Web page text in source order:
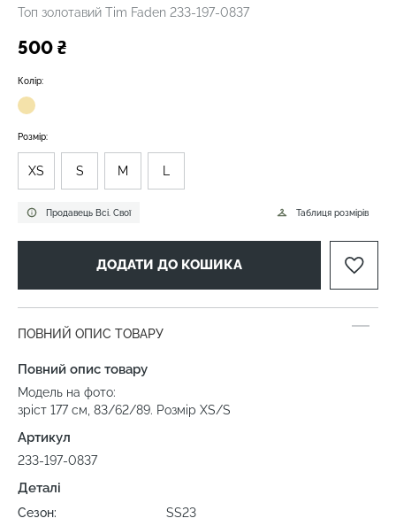
Топ золотавий Tim Faden 233-197-0837
500 ₴
Продавець Всі. Свої
Колір:
Таблиця розмірів
Розмір:
XS S M L
ДОДАТИ ДО КОШИКА
ПОВНИЙ ОПИС ТОВАРУ
Повний опис товару
Модель на фото:
зріст 177 см, 83/62/89. Розмір XS/S
Артикул
233-197-0837
Деталі
Сезон:
SS23